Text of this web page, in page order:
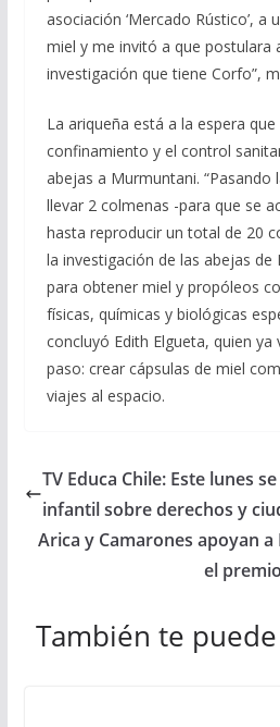
asociación ‘Mercado Rústico’, a
miel y me invitó a que postulara
investigación que tiene Corfo”,
La ariqueña está a la espera
confinamiento y el control
abejas a Murmuntani. “Pasando
llevar 2 colmenas -para que se
hasta reproducir un total de 20
la investigación de las abejas
para obtener miel y propóleos
físicas, químicas y biológicas
concluyó Edith Elgueta, quien
paso: crear cápsulas de miel
viajes al espacio.
TV Educa Chile: Este lunes
infantil sobre derechos y
Arica y Camarones apoyan
el
También te